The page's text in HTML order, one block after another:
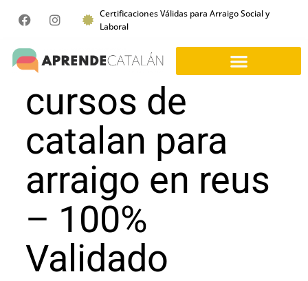
Certificaciones Válidas para Arraigo Social y
Laboral
cursos de
catalan para
arraigo en reus
– 100%
Validado